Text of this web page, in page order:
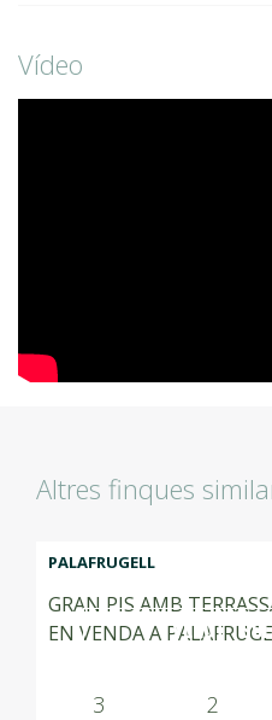
Vídeo
Altres finques
VENUT
PALAFRUGELL
GRAN PIS AMB
EN VENDA A
3 2